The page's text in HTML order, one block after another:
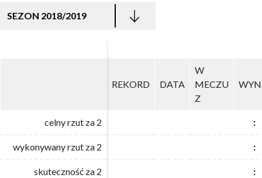
SEZON 2018/2019
REKORD DATA
W
MECZU
Z
celny rzut za 2 :
wykonywany rzut za 2 :
skuteczność za 2 :
REKORD DATA
W
MECZU
Z
celny rzut za 2 :
wykonywany rzut za 2 :
skuteczność za 2 :